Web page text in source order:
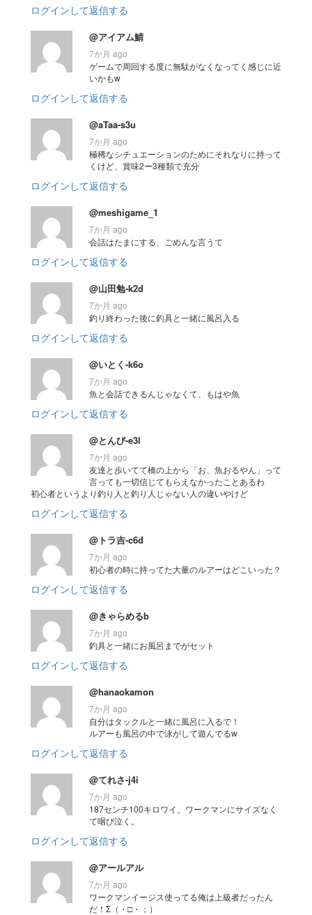
ログインして返信する
@アイアム鯖
7か月 ago
ゲームで周回する度に無駄がなくなってく感じに近
いかもw
ログインして返信する
@aTaa-s3u
7か月 ago
極稀なシチュエーションのためにそれなりに持って
くけど、賞味2ー3種類で充分
ログインして返信する
@meshigame_1
7か月 ago
会話はたまにする、ごめんな言うて
ログインして返信する
@山田勉-k2d
7か月 ago
釣り終わった後に釣具と一緒に風呂入る
ログインして返信する
@いとく-k6o
7か月 ago
魚と会話できるんじゃなくて、もはや魚
ログインして返信する
@とんび-e3l
7か月 ago
友達と歩いてて橋の上から「お、魚おるやん」って
言っても一切信じてもらえなかったことあるわ
初心者というより釣り人と釣り人じゃない人の違いやけど
ログインして返信する
@トラ吉-c6d
7か月 ago
初心者の時に持ってた大量のルアーはどこいった？
ログインして返信する
@きゃらめるb
7か月 ago
釣具と一緒にお風呂までがセット
ログインして返信する
@hanaokamon
7か月 ago
自分はタックルと一緒に風呂に入るで！
ルアーも風呂の中で泳がして遊んでるw
ログインして返信する
@てれさ-j4i
7か月 ago
187センチ100キロワイ。ワークマンにサイズなく
て咽び泣く。
ログインして返信する
@アールアル
7か月 ago
ワークマンイージス使ってる俺は上級者だったん
だ！Σ（・□・；）